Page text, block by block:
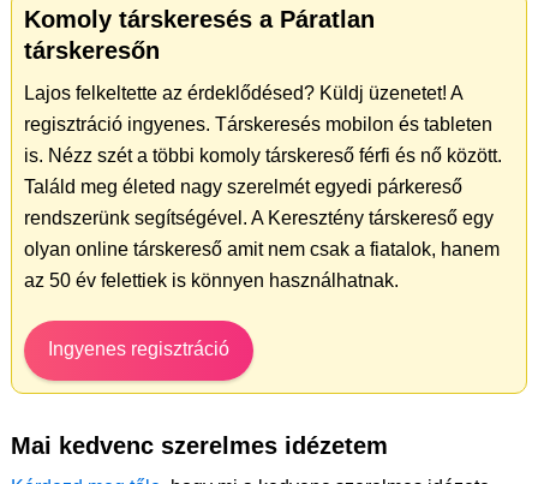
Komoly társkeresés a Páratlan
társkeresőn
Lajos felkeltette az érdeklődésed? Küldj üzenetet! A
regisztráció ingyenes. Társkeresés mobilon és tableten
is. Nézz szét a többi komoly társkereső férfi és nő között.
Találd meg életed nagy szerelmét egyedi párkereső
rendszerünk segítségével. A Keresztény társkereső egy
olyan online társkereső amit nem csak a fiatalok, hanem
az 50 év felettiek is könnyen használhatnak.
Ingyenes regisztráció
Mai kedvenc szerelmes idézetem